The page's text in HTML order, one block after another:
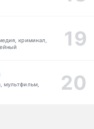
криминал,
мультфильм,